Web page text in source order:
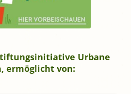
Urbane
ermöglicht von: